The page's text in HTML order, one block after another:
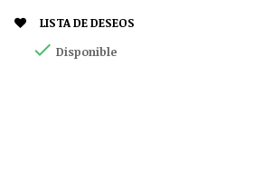
 LISTA DE DESEOS
 Disponible